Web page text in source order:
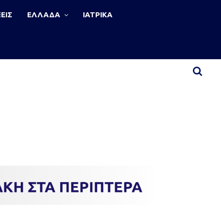
ΕΛΛΑΔΑ ΙΑΤΡΙΚΑ